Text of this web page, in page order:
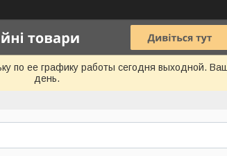
по ее графику работы сегодня выходной.
день.